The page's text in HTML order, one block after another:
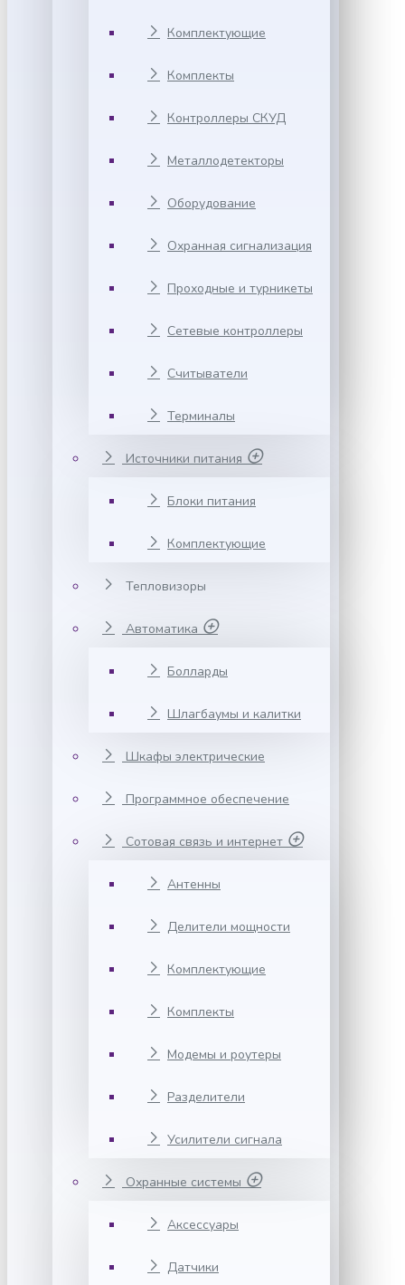
Комплектующие
Комплекты
Контроллеры СКУД
Металлодетекторы
Оборудование
Охранная сигнализация
Проходные и турникеты
Сетевые контроллеры
Считыватели
Терминалы
Источники питания
Блоки питания
Комплектующие
Тепловизоры
Автоматика
Болларды
Шлагбаумы и калитки
Шкафы электрические
Программное обеспечение
Сотовая связь и интернет
Антенны
Делители мощности
Комплектующие
Комплекты
Модемы и роутеры
Разделители
Усилители сигнала
Охранные системы
Аксессуары
Датчики